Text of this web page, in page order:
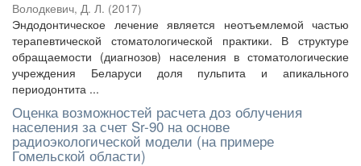
Володкевич, Д. Л. (2017)
Эндодонтическое лечение является неотъемлемой частью
терапевтической стоматологической практики. В структуре
обращаемости (диагнозов) населения в стоматологические
учреждения Беларуси доля пульпита и апикального
периодонтита ...
Оценка возможностей расчета доз облучения
населения за счет Sr-90 на основе
радиоэкологической модели (на примере
Гомельской области)